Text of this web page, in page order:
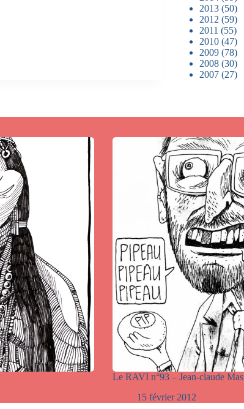
2013(50)
2012 (59)
2011 (55)
2010(47)
2009(78)
2008(30)
2007(27)
Le RAVI n°93 – Jean-claude Mas
15 février 2012